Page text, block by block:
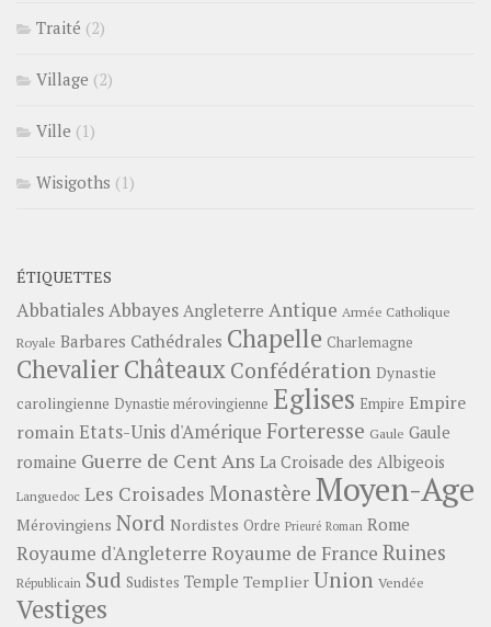
Traité (2)
Village (2)
Ville (1)
Wisigoths (1)
ÉTIQUETTES
Abbatiales Abbayes Angleterre Antique Armée Catholique
Royale Barbares Cathédrales Chapelle Charlemagne
ChevalierChâteauxConfédération Dynastie
carolingienne Dynastie mérovingienne Eglises Empire Empire
romainEtats-Unis d'Amérique Forteresse Gaule Gaule
romaine Guerre de Cent Ans La Croisade des Albigeois
Languedoc Les Croisades Monastère Moyen-Age
Mérovingiens Nord Nordistes Ordre Prieuré Roman Rome
Royaume d'Angleterre Royaume de France Ruines
Républicain Sud Sudistes Temple Templier Union Vendée
Vestiges